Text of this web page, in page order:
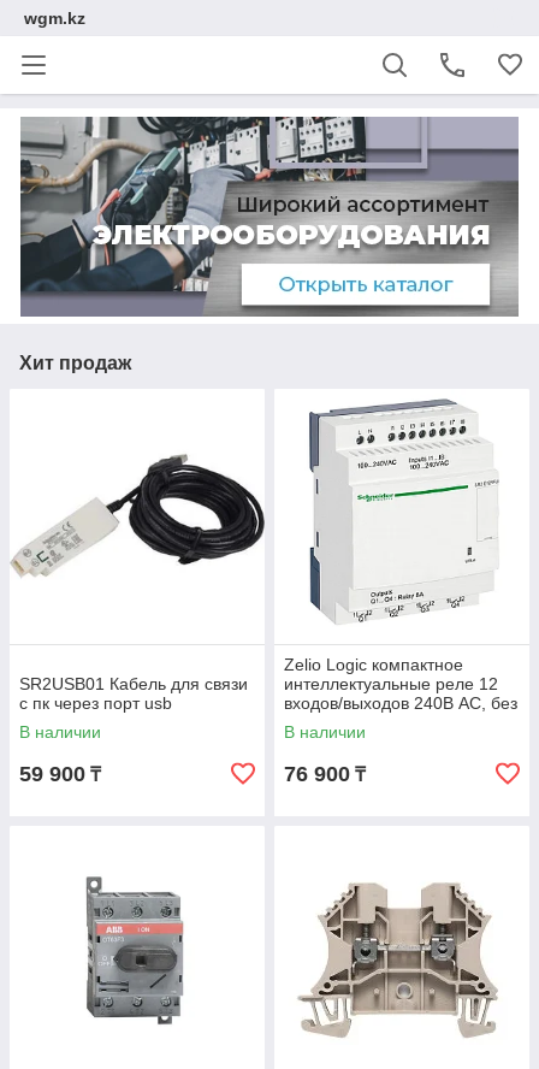
wgm.kz
Хит продаж
SR2USB01 Кабель для связи
с пк через порт usb
В наличии
59 900 ₸
Zelio Logic компактное
интеллектуальные реле 12
входов/выходов 240В AC, без
дисплея
В наличии
76 900 ₸